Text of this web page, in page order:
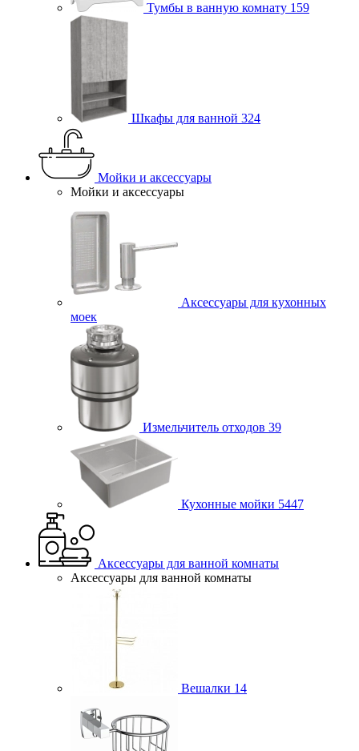
Тумбы в ванную комнату 159
Шкафы для ванной 324
Мойки и аксессуары
Мойки и аксессуары
Аксессуары для кухонных
моек
Измельчитель отходов 39
Кухонные мойки 5447
Аксессуары для ванной комнаты
Аксессуары для ванной комнаты
Вешалки 14